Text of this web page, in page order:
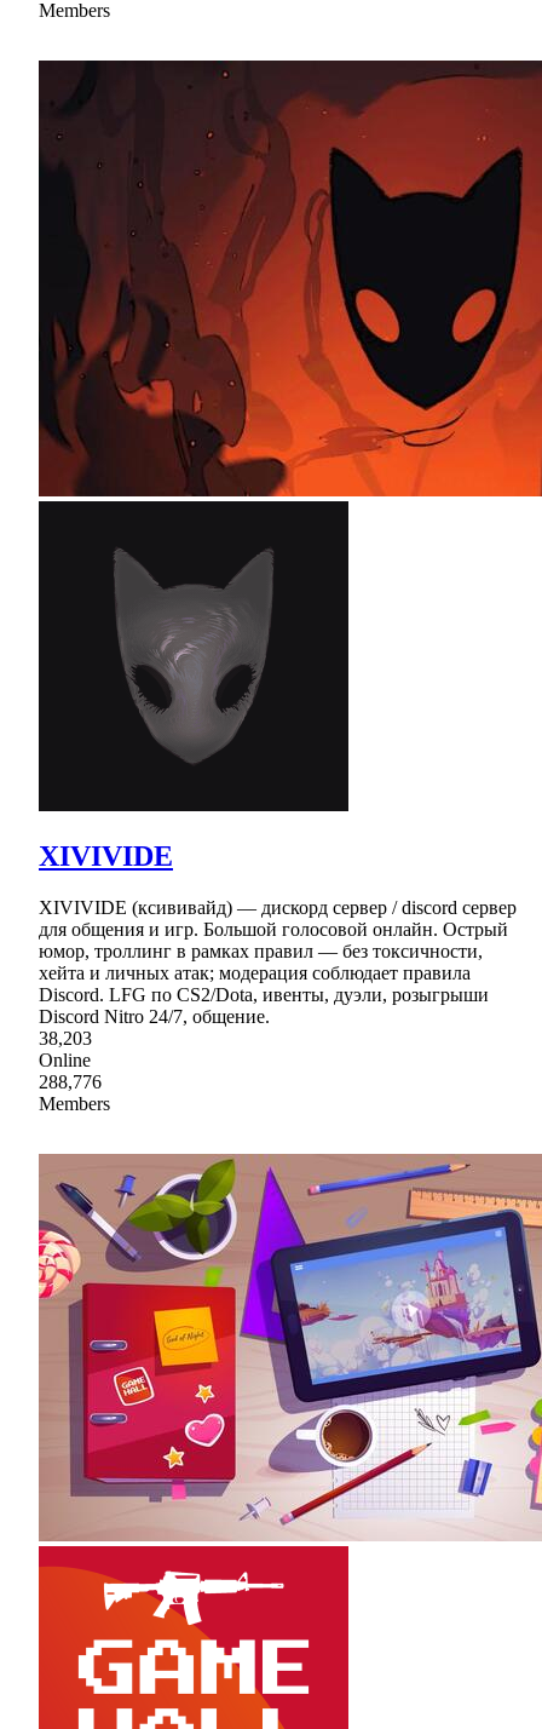
Members
XIVIVIDE
XIVIVIDE (ксививайд) — дискорд сервер / discord сервер
для общения и игр. Большой голосовой онлайн. Острый
юмор, троллинг в рамках правил — без токсичности,
хейта и личных атак; модерация соблюдает правила
Discord. LFG по CS2/Dota, ивенты, дуэли, розыгрыши
Discord Nitro 24/7, общение.
38,203
Online
288,776
Members